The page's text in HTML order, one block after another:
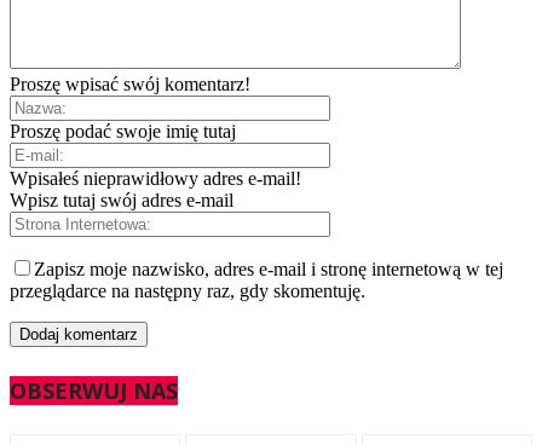
Proszę wpisać swój komentarz!
Proszę podać swoje imię tutaj
Wpisałeś nieprawidłowy adres e-mail!
Wpisz tutaj swój adres e-mail
Zapisz moje nazwisko, adres e-mail i stronę internetową w tej
przeglądarce na następny raz, gdy skomentuję.
OBSERWUJ NAS